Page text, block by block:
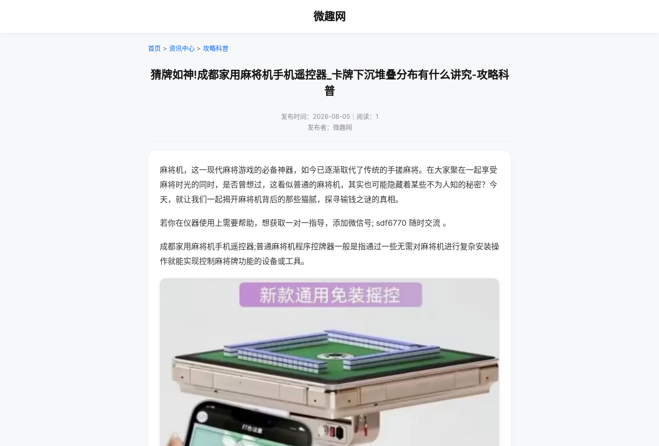
微趣网
首页 > 资讯中心 > 攻略科普
猜牌如神!成都家用麻将机手机遥控器_卡牌下沉堆叠分布有什么讲究-攻略科
普
发布时间：2026-08-05｜阅读：1
发布者：微趣网
麻将机，这一现代麻将游戏的必备神器，如今已逐渐取代了传统的手搓麻将。在大家聚在一起享受
麻将时光的同时，是否曾想过，这看似普通的麻将机，其实也可能隐藏着某些不为人知的秘密？今
天，就让我们一起揭开麻将机背后的那些猫腻，探寻输钱之谜的真相。
若你在仪器使用上需要帮助，想获取一对一指导，添加微信号; sdf6770 随时交流 。
成都家用麻将机手机遥控器;普通麻将机程序控牌器一般是指通过一些无需对麻将机进行复杂安装操
作就能实现控制麻将牌功能的设备或工具。